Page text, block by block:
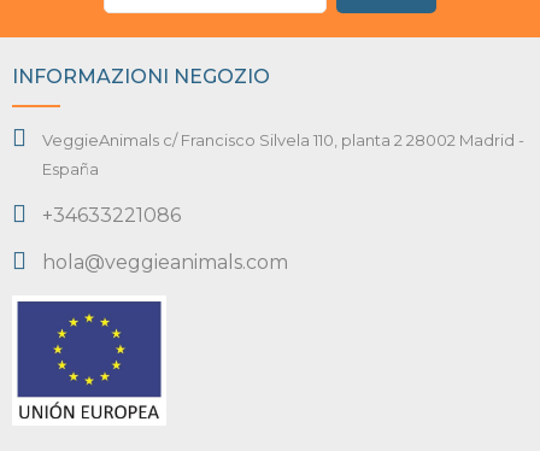
INFORMAZIONI NEGOZIO
VeggieAnimals c/ Francisco Silvela 110, planta 2 28002 Madrid -
España
+34633221086
hola@veggieanimals.com